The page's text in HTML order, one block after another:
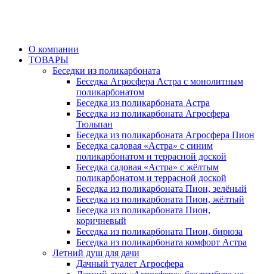
О компании
ТОВАРЫ
Беседки из поликарбоната
Беседка Агросфера Астра с монолитным
поликарбонатом
Беседка из поликарбоната Астра
Беседка из поликарбоната Агросфера
Тюльпан
Беседка из поликарбоната Агросфера Пион
Беседка садовая «Астра» с синим
поликарбонатом и террасной доской
Беседка садовая «Астра» с жёлтым
поликарбонатом и террасной доской
Беседка из поликарбоната Пион, зелёный
Беседка из поликарбоната Пион, жёлтый
Беседка из поликарбоната Пион,
коричневый
Беседка из поликарбоната Пион, бирюза
Беседка из поликарбоната комфорт Астра
Летний душ для дачи
Дачный туалет Агросфера